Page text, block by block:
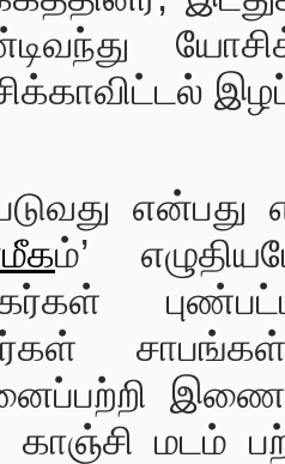
ம்’
சாபங்கள்
மடம்